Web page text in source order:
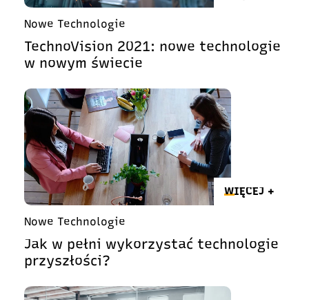
Nowe Technologie
TechnoVision 2021: nowe technologie
w nowym świecie
WIĘCEJ +
Nowe Technologie
Jak w pełni wykorzystać technologie
przyszłości?